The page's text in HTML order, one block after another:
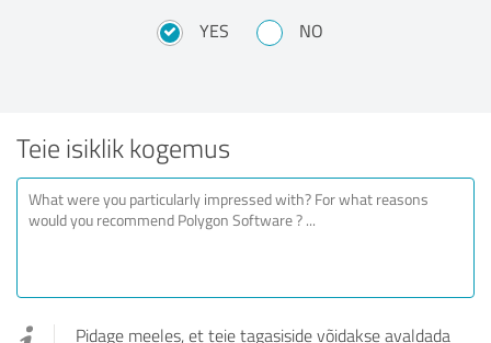
YES NO
Teie isiklik kogemus
Pidage meeles, et teie tagasiside võidakse avaldada